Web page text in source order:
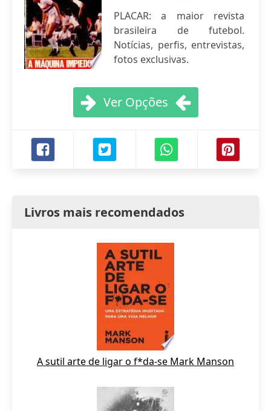
PLACAR: a maior revista
brasileira de futebol.
Notícias, perfis, entrevistas,
fotos exclusivas.
Ver Opções
Livros mais recomendados
A sutil arte de ligar o f*da-se Mark Manson